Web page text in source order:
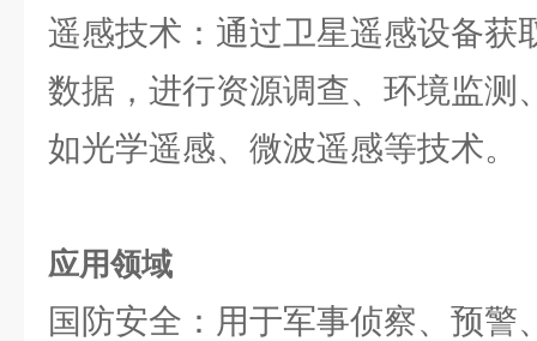
遥感技术：通过卫星遥感设备获
数据，进行资源调查、环境监测
如光学遥感、微波遥感等技术。
应用领域
国防安全：用于军事侦察、预警